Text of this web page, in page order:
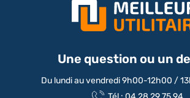
Une question ou un
Du lundi au vendredi 9h00-12h00 /